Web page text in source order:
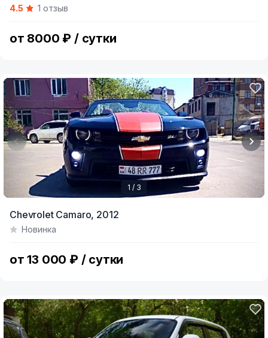
of4.5
1 отзыв
от 8000 ₽ / сутки
of
1 / 3
Chevrolet Camaro, 2012
Новинка
от 13 000 ₽ / сутки